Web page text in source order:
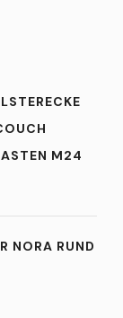
M24
NORA RUND